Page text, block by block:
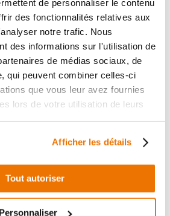
de personnaliser le contenu
des fonctionnalités relatives aux
notre trafic. Nous
des informations sur l'utilisation de
de médias sociaux, de
qui peuvent combiner celles-ci
que vous leur avez fournies
lors de votre utilisation de leurs
Afficher les détails
Tout autoriser
Personnaliser
Ajouter au panier
ARRIERE
18137
FZS 600 FAZER
le véhicule
Ajouter au panier